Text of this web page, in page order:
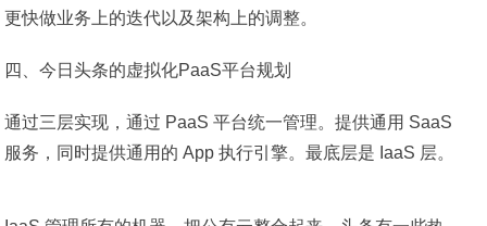
更快做业务上的迭代以及架构上的调整。
四、今日头条的虚拟化PaaS平台规划
通过三层实现，通过 PaaS 平台统一管理。提供通用 SaaS
服务，同时提供通用的 App 执行引擎。最底层是 IaaS 层。